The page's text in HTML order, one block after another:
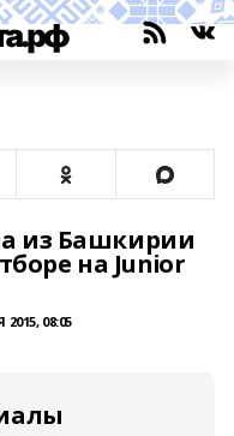
из Башкирии
на Junior
08:05